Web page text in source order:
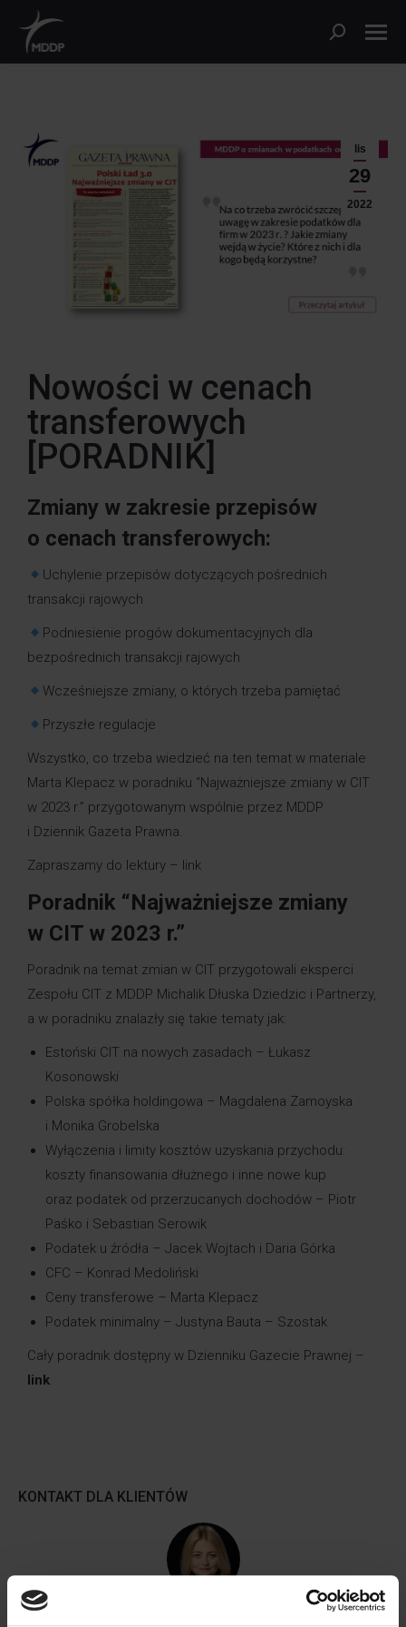
lis
29
2022
Nowości w cenach
transferowych
[PORADNIK]
Zmiany w zakresie przepisów
o cenach transferowych:
Uchylenie przepisów dotyczących pośrednich
transakcji rajowych
Podniesienie progów dokumentacyjnych dla
bezpośrednich transakcji rajowych
Wcześniejsze zmiany, o których trzeba pamiętać
Przyszłe regulacje
Wszystko, co trzeba wiedzieć na ten temat w materiale
Marta Klepacz w poradniku “Najważniejsze zmiany w CIT
w 2023 r.” przygotowanym wspólnie przez MDDP
i Dziennik Gazeta Prawna.
Zapraszamy do lektury – link
Poradnik “Najważniejsze zmiany
w CIT w 2023 r.”
Poradnik na temat zmian w CIT przygotowali eksperci
Zespołu CIT z MDDP Michalik Dłuska Dziedzic i Partnerzy,
a w poradniku znalazły się takie tematy jak:
Estoński CIT na nowych zasadach – Łukasz
Kosonowski
Polska spółka holdingowa – Magdalena Zamoyska
i Monika Grobelska
Wyłączenia i limity kosztów uzyskania przychodu:
koszty finansowania dłużnego i inne nowe kup
oraz podatek od przerzucanych dochodów – Piotr
Paśko i Sebastian Serowik
Podatek u źródła – Jacek Wojtach i Daria Górka
CFC – Konrad Medoliński
Ceny transferowe – Marta Klepacz
Podatek minimalny – Justyna Bauta – Szostak
Cały poradnik dostępny w Dzienniku Gazecie Prawnej –
link
KONTAKT DLA KLIENTÓW